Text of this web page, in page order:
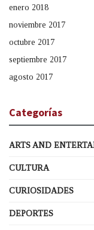
enero 2018
noviembre 2017
octubre 2017
septiembre 2017
agosto 2017
Categorías
ARTS AND
CULTURA
CURIOSIDADES
DEPORTES